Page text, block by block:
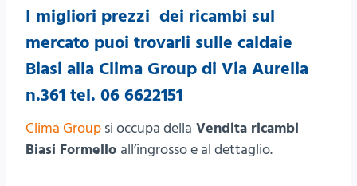
I migliori prezzi dei ricambi sul
mercato puoi trovarli sulle caldaie
Biasi alla Clima Group di Via Aurelia
n.361 tel. 06 6622151
Clima Group si occupa della Vendita ricambi
Biasi Formello all’ingrosso e al dettaglio.